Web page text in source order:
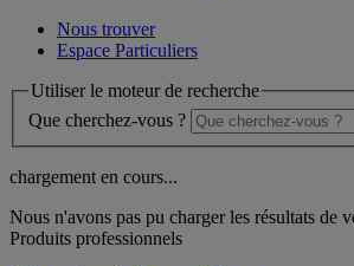
Nous trouver
Espace Particuliers
Utiliser le moteur de recherche
Que cherchez-vous ?
chargement en cours...
Nous n'avons pas pu charger les résultats de
Produits professionnels